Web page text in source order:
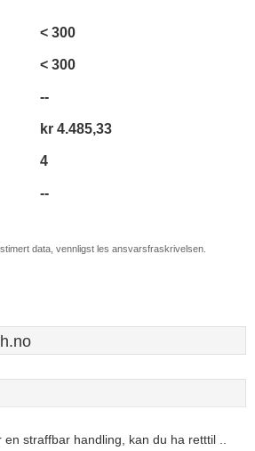
< 300
< 300
--
kr 4.485,33
4
--
data, vennligst les ansvarsfraskrivelsen.
en straffbar handling, kan du ha retttil ..